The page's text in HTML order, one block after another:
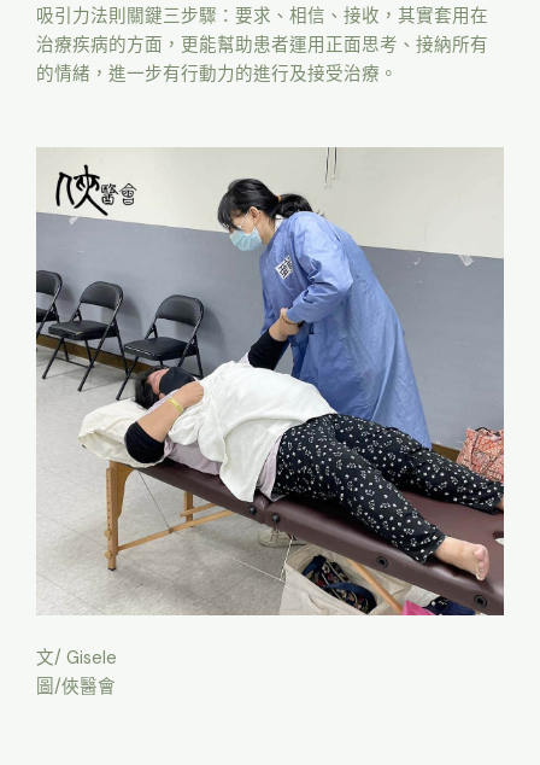
吸引力法則關鍵三步驟：要求、相信、接收，其實套用在
治療疾病的方面，更能幫助患者運用正面思考、接納所有
的情緒，進一步有行動力的進行及接受治療。
文/ Gisele
圖/俠醫會